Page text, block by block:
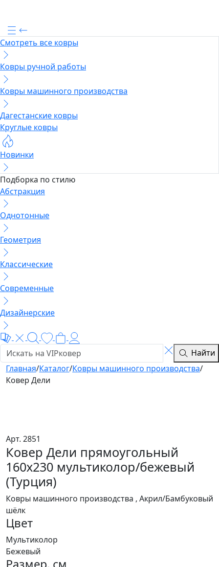
Смотреть все ковры
Ковры ручной работы
Ковры машинного производства
Дагестанские ковры
Круглые ковры
Новинки
Подборка по стилю
Абстракция
Однотонные
Геометрия
Классические
Современные
Дизайнерские
Найти
Главная/Каталог/Ковры машинного производства/
Ковер Дели
Арт. 2851
Ковер Дели прямоугольный
160х230 мультиколор/бежевый
(Турция)
Ковры машинного производства , Акрил/Бамбуковый
шёлк
Цвет
Мультиколор
Бежевый